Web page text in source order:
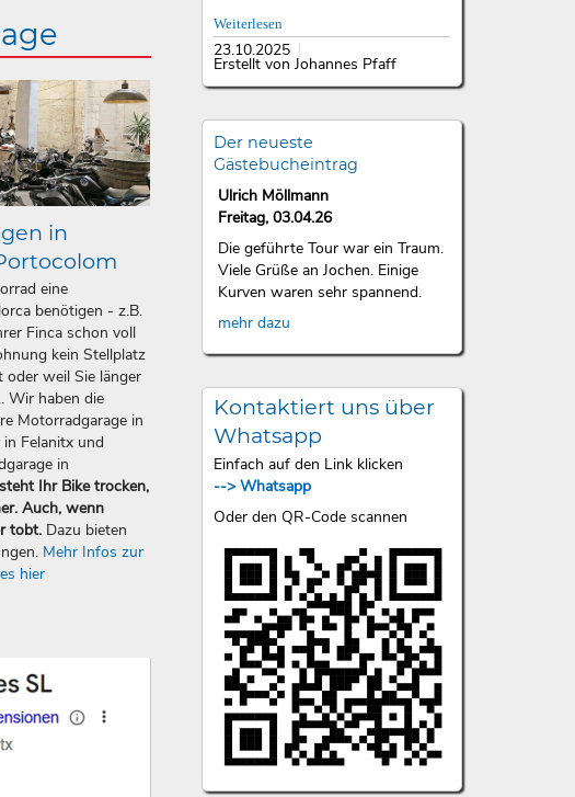
Weiterlesen
23.10.2025
Erstellt von Johannes Pfaff
Der neueste
Gästebucheintrag
Ulrich Möllmann
Freitag, 03.04.26
Die geführte Tour war ein Traum.
Viele Grüße an Jochen. Einige
Kurven waren sehr spannend.
mehr dazu
Kontaktiert uns über
Whatsapp
Einfach auf den Link klicken
--> Whatsapp
Oder den QR-Code scannen
in
eine
benötigen - z.B.
Finca schon voll
kein Stellplatz
weil Sie länger
Wir haben die
Motorradgarage in
Felanitx und
in
Ihr Bike trocken,
Auch, wenn
tobt. Dazu bieten
Mehr Infos zur
hier